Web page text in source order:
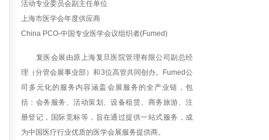
活动专业委员会副主任单位
上海市医学会年度供应商
China PCO-中国专业医学会议组织者(Fumed)
复医会展由原上海复旦医院管理有限公司副总经
理（分管会展事业部）和3位高管共同创办。
Fumed公
司多元化的服务内容涵盖会展服务的全产业链，包
括：会务服务、活动策划、设备租赁、商务旅游、注
册登记，国际竞标等，旨在通过提供一站式服务，成
为中国医疗行业优质的医学会展服务提供商。